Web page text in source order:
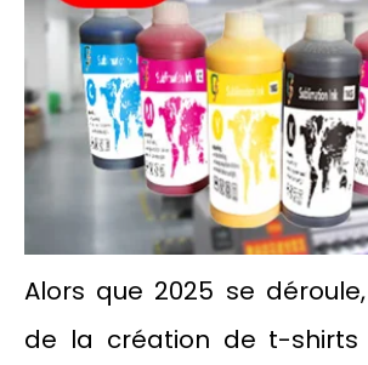
Alors que 2025 se
de la création de t-